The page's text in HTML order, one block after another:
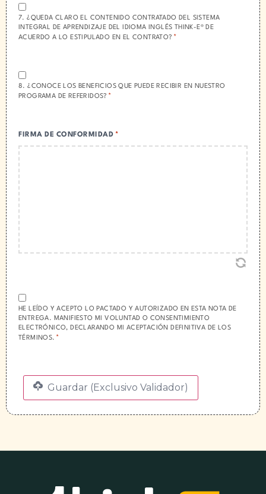
ACEPTACIÓN:
*
7. ¿QUEDA CLARO EL CONTENIDO CONTRATADO DEL SISTEMA
INTEGRAL DE APRENDIZAJE DEL IDIOMA INGLÉS THINK-E® DE
ACUERDO A LO ESTIPULADO EN EL CONTRATO? *
ACEPTACIÓN:
*
8. ¿CONOCE LOS BENEFICIOS QUE PUEDE RECIBIR EN NUESTRO
PROGRAMA DE REFERIDOS? *
FIRMA DE CONFORMIDAD *
CAMPO
OBLIGATORIO
*
HE LEÍDO Y ACEPTO LO PACTADO Y AUTORIZADO EN ESTA NOTA DE
ENTREGA. MANIFIESTO MI VOLUNTAD O CONSENTIMIENTO
ELECTRÓNICO, DECLARANDO MI ACEPTACIÓN DEFINITIVA DE LOS
TÉRMINOS. *
Guardar (Exclusivo Validador)